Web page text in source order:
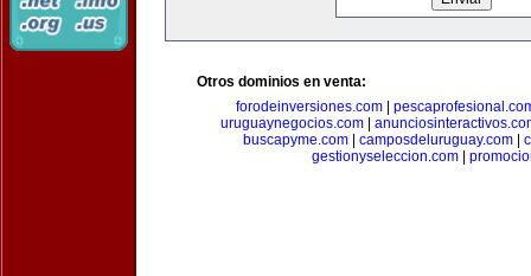
Otros dominios en venta:
forodeinversiones.com
uruguaynegocios.com|
buscapyme.com
camposdeluruguay.com
gestionyseleccion.com|